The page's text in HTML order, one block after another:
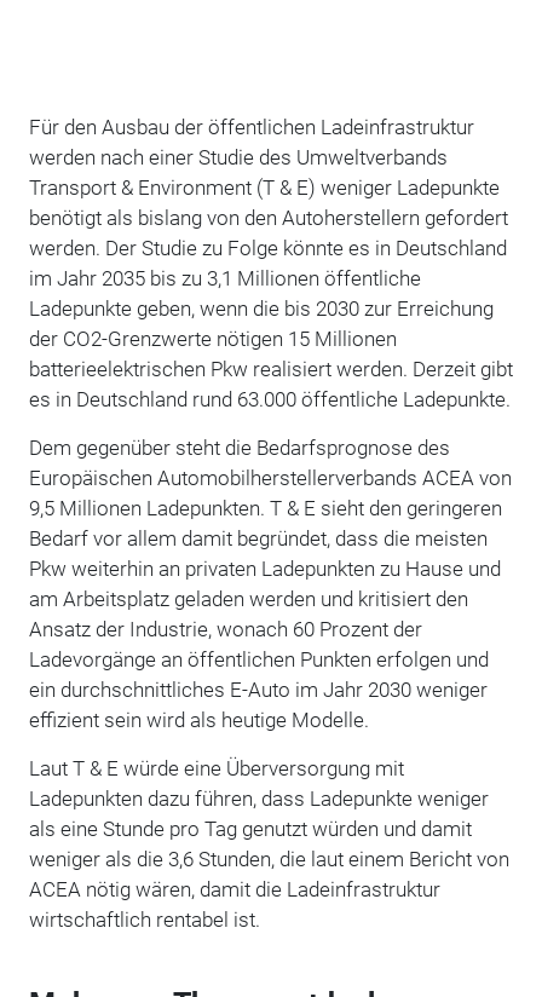
Für den Ausbau der öffentlichen Ladeinfrastruktur
werden nach einer Studie des Umweltverbands
Transport & Environment (T & E) weniger Ladepunkte
benötigt als bislang von den Autoherstellern gefordert
werden. Der Studie zu Folge könnte es in Deutschland
im Jahr 2035 bis zu 3,1 Millionen öffentliche
Ladepunkte geben, wenn die bis 2030 zur Erreichung
der CO2-Grenzwerte nötigen 15 Millionen
batterieelektrischen Pkw realisiert werden. Derzeit gibt
es in Deutschland rund 63.000 öffentliche Ladepunkte.
Dem gegenüber steht die Bedarfsprognose des
Europäischen Automobilherstellerverbands ACEA von
9,5 Millionen Ladepunkten. T & E sieht den geringeren
Bedarf vor allem damit begründet, dass die meisten
Pkw weiterhin an privaten Ladepunkten zu Hause und
am Arbeitsplatz geladen werden und kritisiert den
Ansatz der Industrie, wonach 60 Prozent der
Ladevorgänge an öffentlichen Punkten erfolgen und
ein durchschnittliches E-Auto im Jahr 2030 weniger
effizient sein wird als heutige Modelle.
Laut T & E würde eine Überversorgung mit
Ladepunkten dazu führen, dass Ladepunkte weniger
als eine Stunde pro Tag genutzt würden und damit
weniger als die 3,6 Stunden, die laut einem Bericht von
ACEA nötig wären, damit die Ladeinfrastruktur
wirtschaftlich rentabel ist.